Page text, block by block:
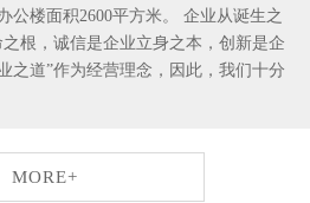
公楼面积2600平方米。 企业从诞生之
根，诚信是企业立身之本，创新是企
之道”作为经营理念，因此，我们十分
MORE+